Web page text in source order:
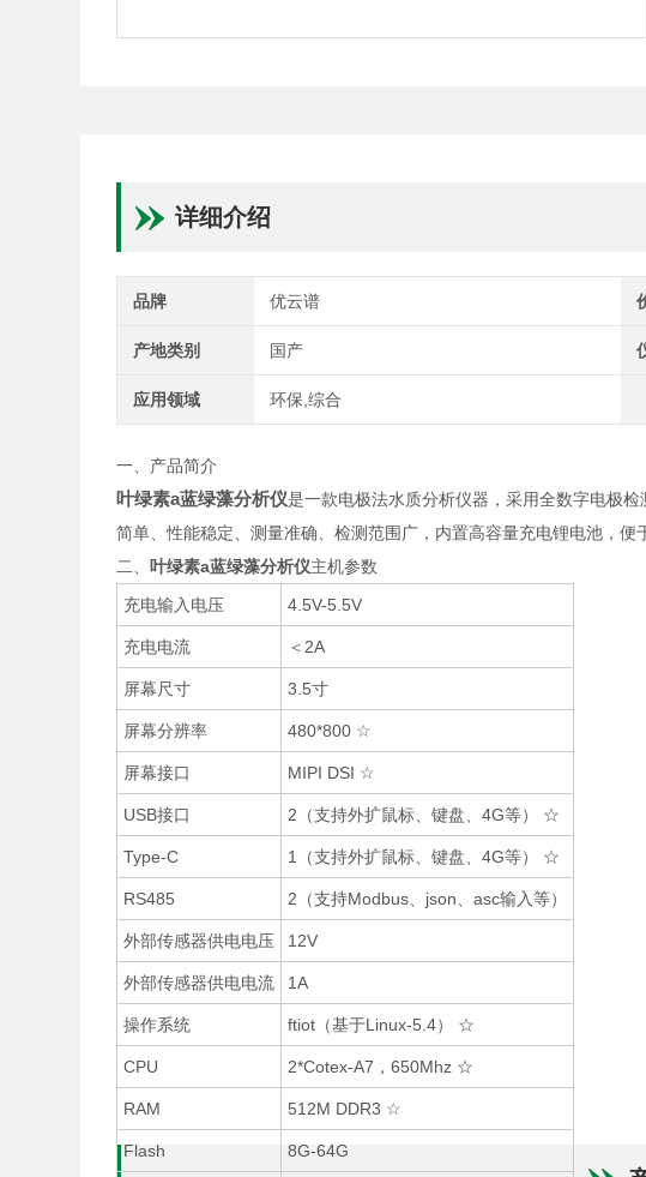
详细介绍
品牌 优云谱
产地类别 国产
应用领域 环保,综合
一、产品简介
叶绿素a蓝绿藻分析仪是一款电极法水质分析仪器，采用全数字电极
简单、性能稳定、测量准确、检测范围广，内置高容量充电锂电池，便
二、
叶绿素a蓝绿藻分析仪主机参数
充电输入电压
4.5V-5.5V
充电电流 ＜2A
屏幕尺寸 3.5寸
屏幕分辨率 480*800 ☆
屏幕接口 MIPI DSI ☆
USB接口 2（支持外扩鼠标、键盘、4G等） ☆
Type-C 1（支持外扩鼠标、键盘、4G等） ☆
RS485 2（支持Modbus、json、asc输入等）
外部传感器供电电压 12V
外部传感器供电电流 1A
操作系统 ftiot（基于Linux-5.4） ☆
CPU 2*Cotex-A7，650Mhz ☆
RAM 512M DDR3 ☆
Flash 8G-64G